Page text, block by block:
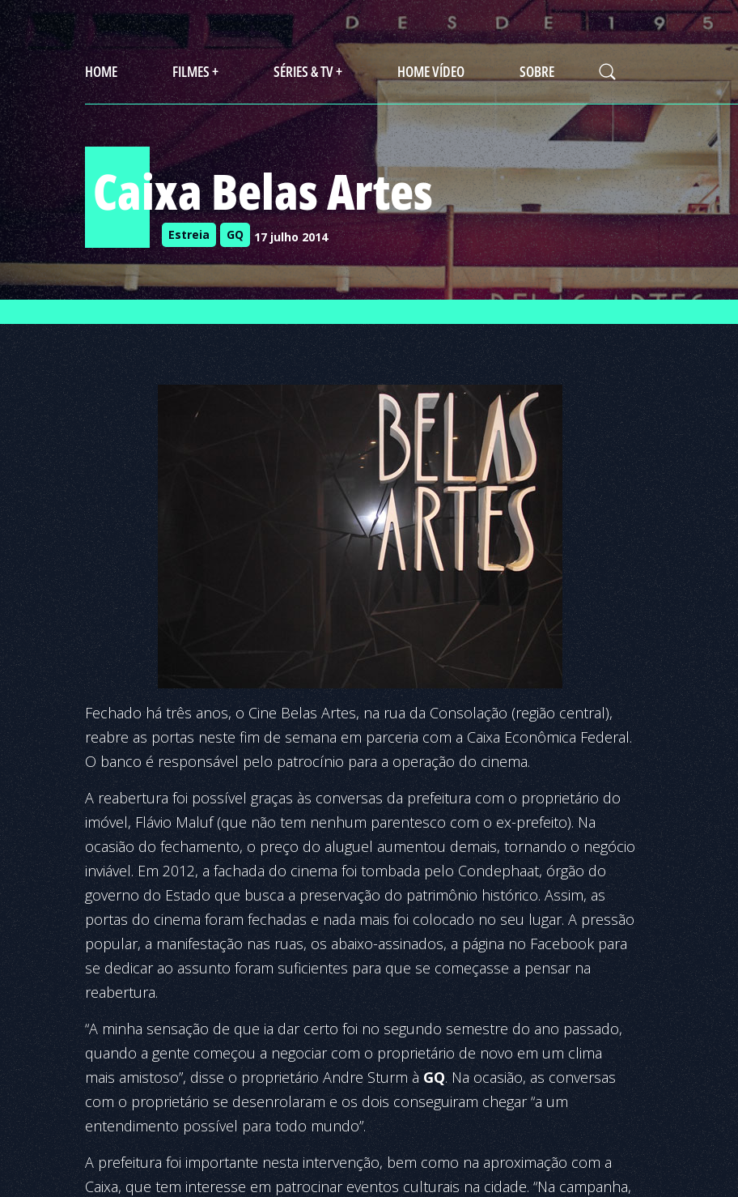
HOME FILMES + SÉRIES & TV + HOME VÍDEO SOBRE
Caixa Belas Artes
Estreia GQ 17 julho 2014
Fechado há três anos, o Cine Belas Artes, na rua da Consolação (região central),
reabre as portas neste fim de semana em parceria com a Caixa Econômica Federal.
O banco é responsável pelo patrocínio para a operação do cinema.
A reabertura foi possível graças às conversas da prefeitura com o proprietário do
imóvel, Flávio Maluf (que não tem nenhum parentesco com o ex-prefeito). Na
ocasião do fechamento, o preço do aluguel aumentou demais, tornando o negócio
inviável. Em 2012, a fachada do cinema foi tombada pelo Condephaat, órgão do
governo do Estado que busca a preservação do patrimônio histórico. Assim, as
portas do cinema foram fechadas e nada mais foi colocado no seu lugar. A pressão
popular, a manifestação nas ruas, os abaixo-assinados, a página no Facebook para
se dedicar ao assunto foram suficientes para que se começasse a pensar na
reabertura.
“A minha sensação de que ia dar certo foi no segundo semestre do ano passado,
quando a gente começou a negociar com o proprietário de novo em um clima
mais amistoso”, disse o proprietário Andre Sturm à GQ. Na ocasião, as conversas
com o proprietário se desenrolaram e os dois conseguiram chegar “a um
entendimento possível para todo mundo”.
A prefeitura foi importante nesta intervenção, bem como na aproximação com a
Caixa, que tem interesse em patrocinar eventos culturais na cidade. “Na campanha,